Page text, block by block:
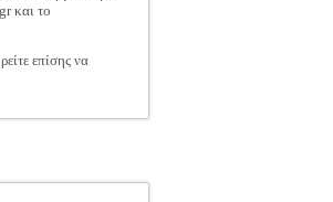
και το
επίσης να